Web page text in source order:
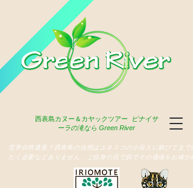
西表島カヌー＆カヤックツアー
ピナイサ
ーラの滝なら Green River
世界自然遺産？西表島の自然はユネスコの小役人に媚びてまで
だく必要などありません、ご自身の目で肌でその価値をお確か